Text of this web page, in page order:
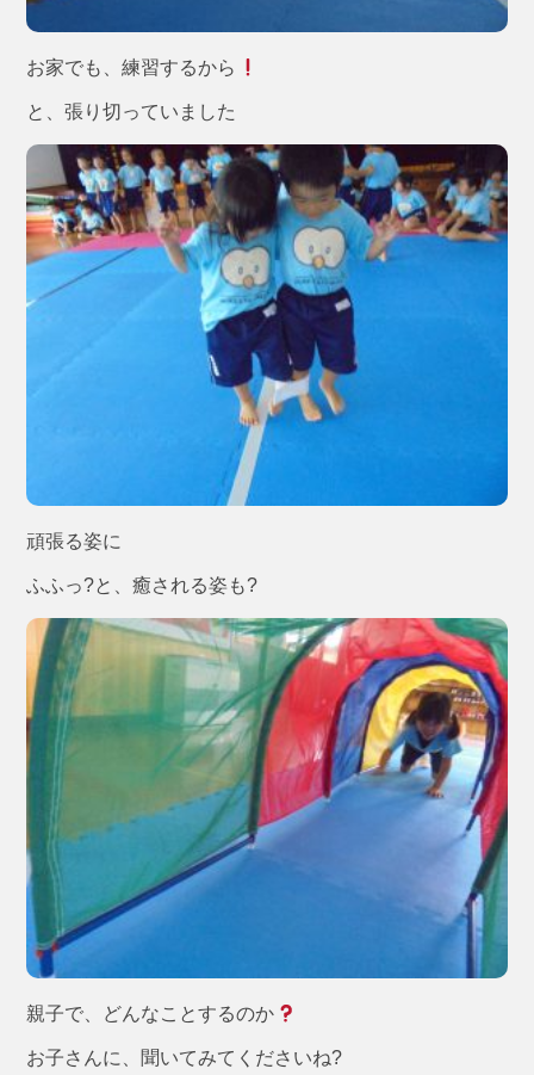
お家でも、練習するから
と、張り切っていました
頑張る姿に
ふふっ?と、癒される姿も?
親子で、どんなことするのか
お子さんに、聞いてみてくださいね?